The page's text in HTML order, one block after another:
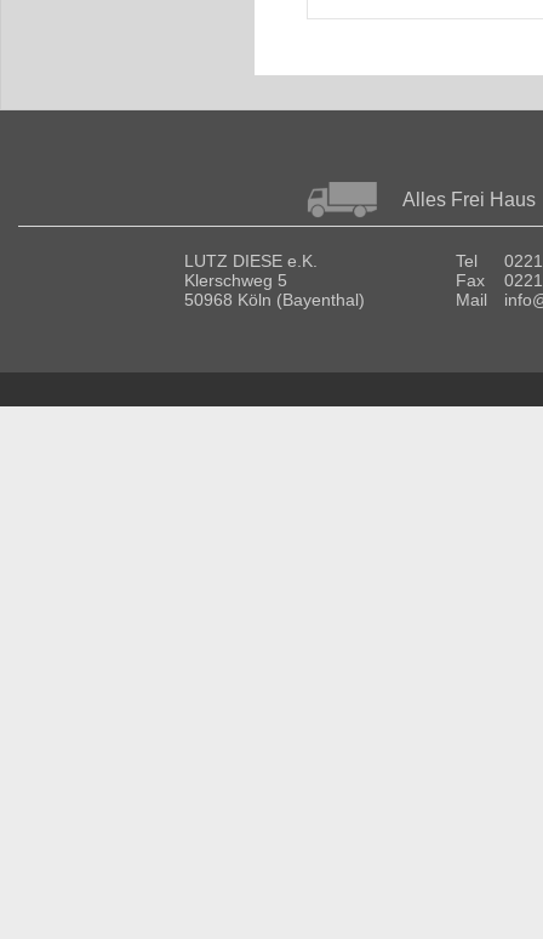
Alles Frei Haus
LUTZ DIESE e.K.
Klerschweg 5
50968 Köln (Bayenthal)
Tel
Fax
Mail